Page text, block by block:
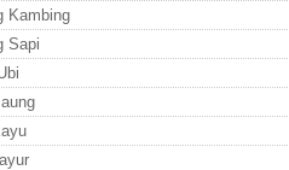
Kambing
Sapi